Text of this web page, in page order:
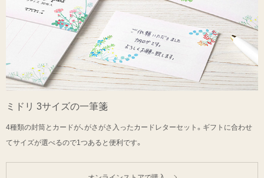
ミドリ 3サイズの一筆箋
4種類の封筒とカードが、がさがさ入ったカードレターセット。ギフトに合わせ
てサイズが選べるので1つあると便利です。